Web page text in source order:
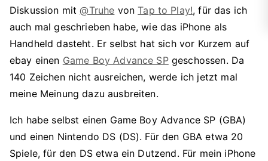
Diskussion mit@Truhe vonTap to Play!, für das ich
auch mal geschrieben habe, wie das iPhone als
Handheld dasteht. Er selbst hat sich vor Kurzem auf
ebay einen Game Boy Advance SPgeschossen. Da
140 Zeichen nicht ausreichen, werde ich jetzt mal
meine Meinung dazu ausbreiten.
Ich habe selbst einen Game Boy Advance SP (GBA)
und einen Nintendo DS (DS). Für den GBA etwa 20
Spiele, für den DS etwa ein Dutzend. Für mein iPhone